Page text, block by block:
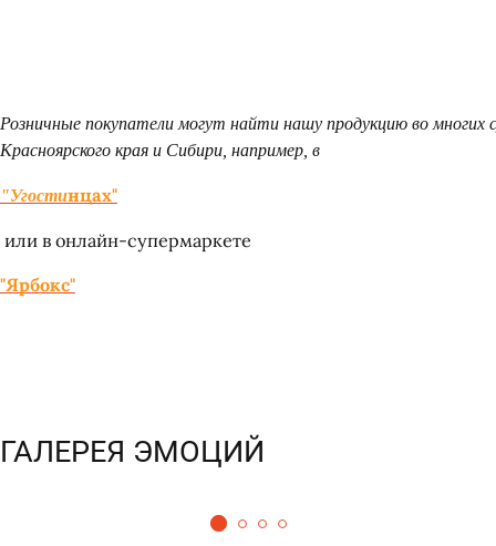
Розничные покупатели могут найти нашу продукцию во многих
Красноярского края и Сибири, например, в
"Угостинцах"
или в онлайн-супермаркете
"Ярбокс"
ГАЛЕРЕЯ ЭМОЦИЙ